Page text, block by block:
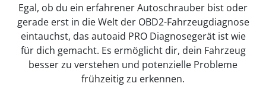
Egal, ob du ein erfahrener Autoschrauber bist oder
gerade erst in die Welt der OBD2-Fahrzeugdiagnose
eintauchst, das autoaid PRO Diagnosegerät ist wie
für dich gemacht. Es ermöglicht dir, dein Fahrzeug
besser zu verstehen und potenzielle Probleme
frühzeitig zu erkennen.